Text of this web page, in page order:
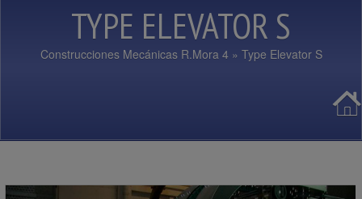
TYPE ELEVATOR S
Construcciones Mecánicas R.Mora 4» Type Elevator S